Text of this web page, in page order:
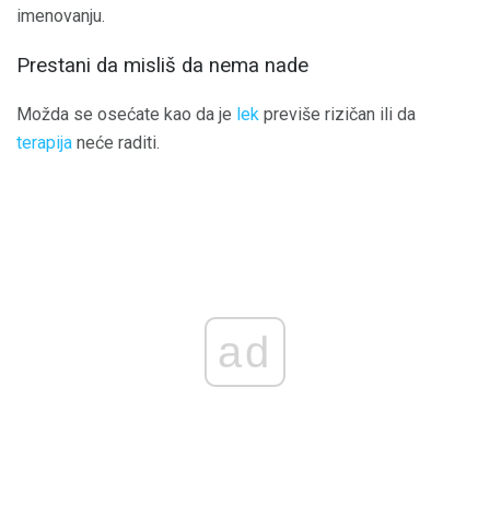
imenovanju.
Prestani da misliš da nema nade
Možda se osećate kao da je lek previše rizičan ili da
terapija neće raditi.
ad